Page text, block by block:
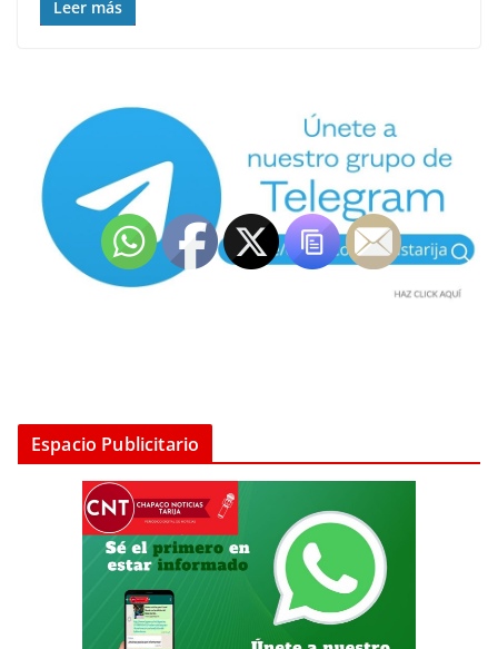
Leer más
Espacio Publicitario